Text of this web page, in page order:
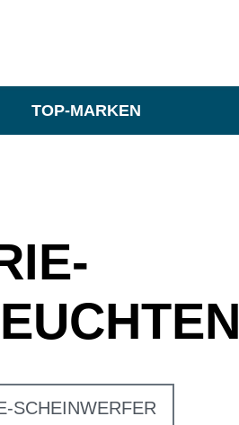
TOP-MARKEN
SCHEINWERFER